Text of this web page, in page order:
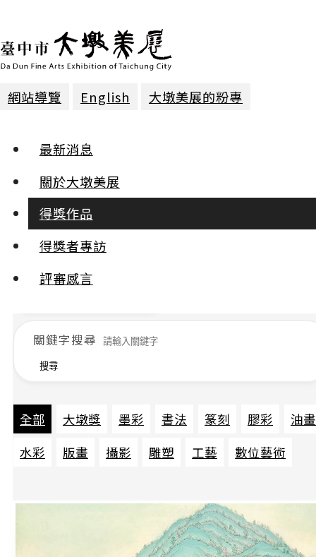
網站導覽 English 大墩美展的粉專
最新消息
關於大墩美展
得獎作品
得獎者專訪
評審感言
2018年第二十三屆
關鍵字搜尋
搜尋
全部 大墩獎 墨彩 書法 篆刻 膠彩
油畫
水彩
版畫 攝影 雕塑 工藝 數位藝術